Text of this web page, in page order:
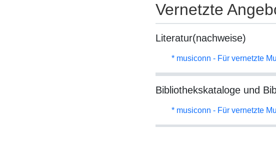
Vernetzte
Literatur(nachweise)
* musiconn - Für vernetzte
Bibliothekskataloge und
* musiconn - Für vernetzte